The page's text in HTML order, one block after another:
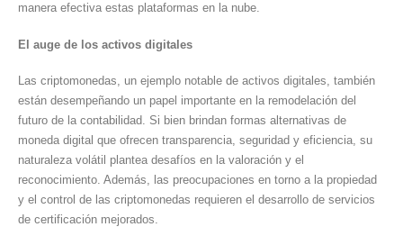
manera efectiva estas plataformas en la nube.
El auge de los activos digitales
Las criptomonedas, un ejemplo notable de activos digitales, también
están desempeñando un papel importante en la remodelación del
futuro de la contabilidad. Si bien brindan formas alternativas de
moneda digital que ofrecen transparencia, seguridad y eficiencia, su
naturaleza volátil plantea desafíos en la valoración y el
reconocimiento. Además, las preocupaciones en torno a la propiedad
y el control de las criptomonedas requieren el desarrollo de servicios
de certificación mejorados.